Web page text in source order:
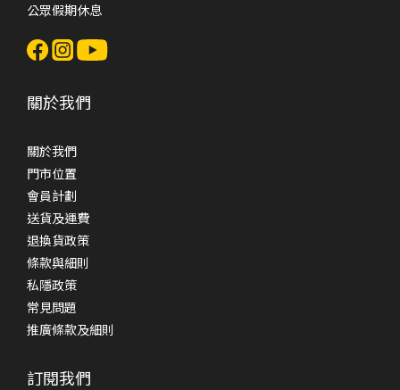
公眾假期休息
關於我們
關於我們
門市位置
會員計劃
送貨及運費
退換貨政策
條款與細則
私隱政策
常見問題
推廣條款及細則
訂閱我們